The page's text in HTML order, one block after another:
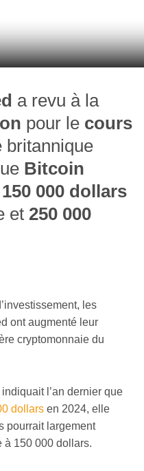
a revu à la
pour le cours
britannique
Bitcoin
150 000 dollars
et 250 000
les
ont augmenté leur
cryptomonnaie du
l’an dernier que
dollars en 2024, elle
pourrait largement
à 150 000 dollars.